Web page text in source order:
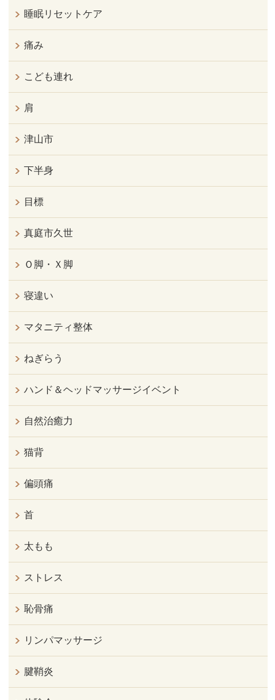
睡眠リセットケア
痛み
こども連れ
肩
津山市
下半身
目標
真庭市久世
Ｏ脚・Ｘ脚
寝違い
マタニティ整体
ねぎらう
ハンド＆ヘッドマッサージイベント
自然治癒力
猫背
偏頭痛
首
太もも
ストレス
恥骨痛
リンパマッサージ
腱鞘炎